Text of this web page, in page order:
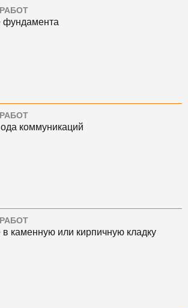
фундамента
коммуникаций
каменную или кирпичную кладку